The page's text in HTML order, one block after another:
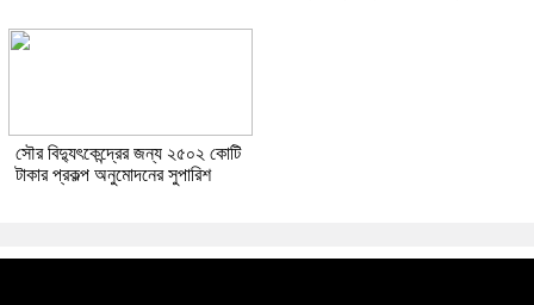
সৌর বিদ্যুৎকেন্দ্রের জন্য ২৫০২ কোটি
টাকার প্রকল্প অনুমোদনের সুপারিশ